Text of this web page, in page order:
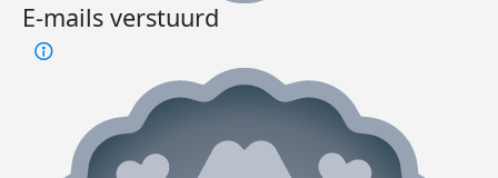
E-mails verstuurd